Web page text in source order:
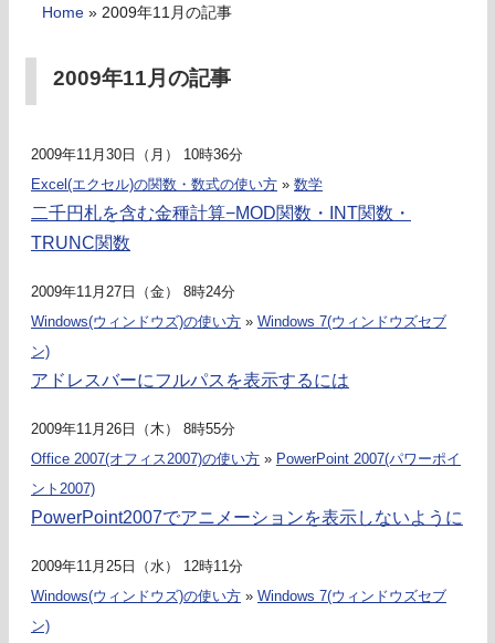
Home » 2009年11月の記事
2009年11月の記事
2009年11月30日（月） 10時36分
Excel(エクセル)の関数・数式の使い方 » 数学
二千円札を含む金種計算−MOD関数・INT関数・
TRUNC関数
2009年11月27日（金） 8時24分
Windows(ウィンドウズ)の使い方 » Windows 7(ウィンドウズセブ
ン)
アドレスバーにフルパスを表示するには
2009年11月26日（木） 8時55分
Office 2007(オフィス2007)の使い方 » PowerPoint 2007(パワーポイ
ント2007)
PowerPoint2007でアニメーションを表示しないように
2009年11月25日（水） 12時11分
Windows(ウィンドウズ)の使い方 » Windows 7(ウィンドウズセブ
ン)